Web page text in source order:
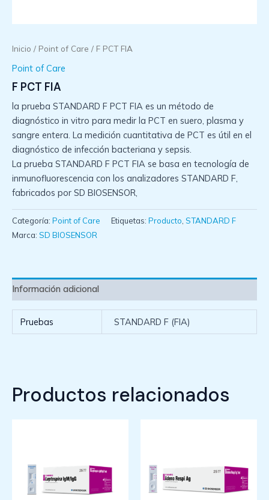
Inicio / Point of Care / F PCT FIA
Point of Care
F PCT FIA
la prueba STANDARD F PCT FIA es un método de
diagnóstico in vitro para medir la PCT en suero, plasma y
sangre entera. La medición cuantitativa de PCT es útil en el
diagnóstico de infección bacteriana y sepsis.
La prueba STANDARD F PCT FIA se basa en tecnología de
inmunofluorescencia con los analizadores STANDARD F,
fabricados por SD BIOSENSOR,
Categoría: Point of Care Etiquetas: Producto, STANDARD F
Marca: SD BIOSENSOR
Información adicional
Pruebas STANDARD F (FIA)
Productos relacionados